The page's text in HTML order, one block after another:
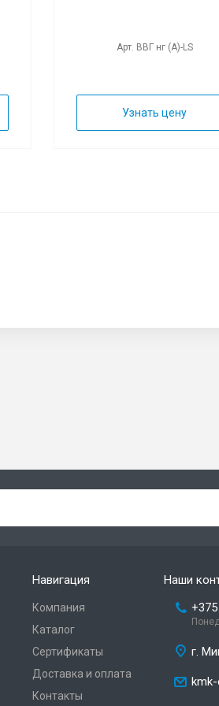
Арт. ВВГ нг (А)-LS
Узнать цену
Навигация
Компания
Каталог
Сертификаты
Доставка и оплата
Контакты
Наши
г.